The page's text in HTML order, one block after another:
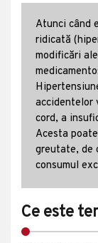
Atunci când
ridicată
modificări
accidentelor
cord, a
Acesta
greutate, de
consumul
Ce este